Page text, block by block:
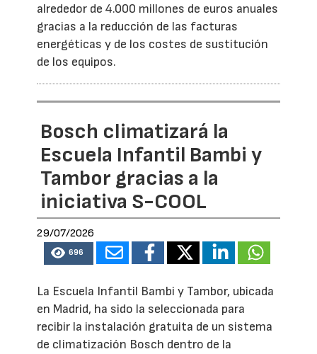
alrededor de 4.000 millones de euros anuales
gracias a la reducción de las facturas
energéticas y de los costes de sustitución
de los equipos.
Bosch climatizará la
Escuela Infantil Bambi y
Tambor gracias a la
iniciativa S-COOL
29/07/2026
696
La Escuela Infantil Bambi y Tambor, ubicada
en Madrid, ha sido la seleccionada para
recibir la instalación gratuita de un sistema
de climatización Bosch dentro de la